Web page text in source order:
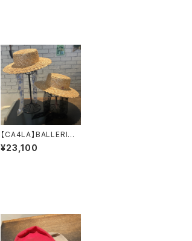
【CA4LA】BALLERINE
ハット SHK
01303
¥23,100